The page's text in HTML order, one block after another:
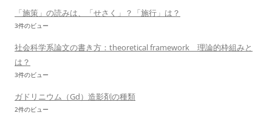
「施策」の読みは、「せさく」？「施行」は？
3件のビュー
社会科学系論文の書き方：theoretical framework 理論的枠組みと
は？
3件のビュー
ガドリニウム（Gd）造影剤の種類
2件のビュー